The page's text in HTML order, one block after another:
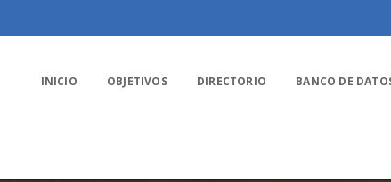
INICIO OBJETIVOS DIRECTORIO BANCO DE